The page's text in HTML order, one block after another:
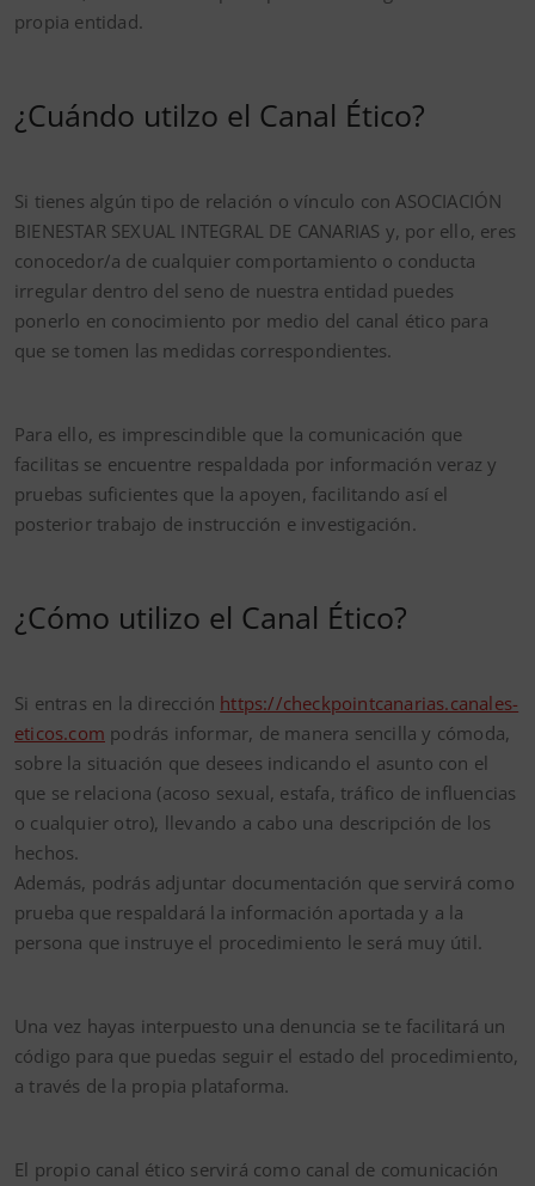
propia entidad.
¿Cuándo utilzo el Canal Ético?
Si tienes algún tipo de relación o vínculo con ASOCIACIÓN
BIENESTAR SEXUAL INTEGRAL DE CANARIAS y, por ello, eres
conocedor/a de cualquier comportamiento o conducta
irregular dentro del seno de nuestra entidad puedes
ponerlo en conocimiento por medio del canal ético para
que se tomen las medidas correspondientes.
Para ello, es imprescindible que la comunicación que
facilitas se encuentre respaldada por información veraz y
pruebas suficientes que la apoyen, facilitando así el
posterior trabajo de instrucción e investigación.
¿Cómo utilizo el Canal Ético?
Si entras en la dirección https://checkpointcanarias.canales-
eticos.com podrás informar, de manera sencilla y cómoda,
sobre la situación que desees indicando el asunto con el
que se relaciona (acoso sexual, estafa, tráfico de influencias
o cualquier otro), llevando a cabo una descripción de los
hechos.
Además, podrás adjuntar documentación que servirá como
prueba que respaldará la información aportada y a la
persona que instruye el procedimiento le será muy útil.
Una vez hayas interpuesto una denuncia se te facilitará un
código para que puedas seguir el estado del procedimiento,
a través de la propia plataforma.
El propio canal ético servirá como canal de comunicación